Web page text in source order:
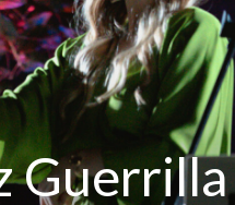
Guerrilla